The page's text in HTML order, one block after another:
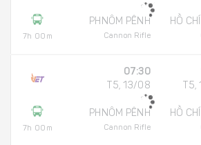
7h 00m
PHNÔM PÊNH
Cannon Rifle
HỒ
7h 00m
07:30
T5, 13/08
PHNÔM PÊNH
Cannon Rifle
T5,
HỒ